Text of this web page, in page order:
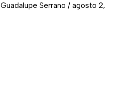
Guadalupe Serrano / agosto 2,